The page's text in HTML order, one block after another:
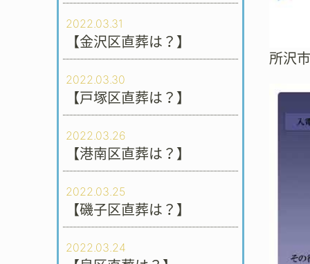
2022.03.31
【金沢区直葬は？】
2022.03.30
【戸塚区直葬は？】
2022.03.26
【港南区直葬は？】
2022.03.25
【磯子区直葬は？】
2022.03.24
所沢